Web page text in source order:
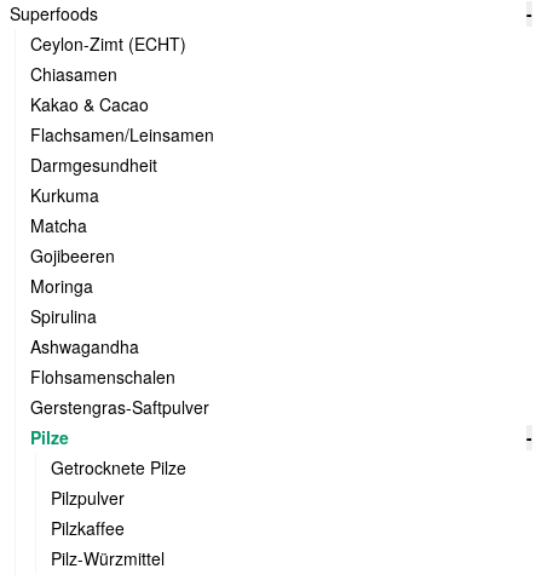
Superfoods
-
Ceylon-Zimt (ECHT)
Chiasamen
Kakao & Cacao
Flachsamen/Leinsamen
Darmgesundheit
Kurkuma
Matcha
Gojibeeren
Moringa
Spirulina
Ashwagandha
Flohsamenschalen
Gerstengras-Saftpulver
Pilze
-
Getrocknete Pilze
Pilzpulver
Pilzkaffee
Pilz-Würzmittel